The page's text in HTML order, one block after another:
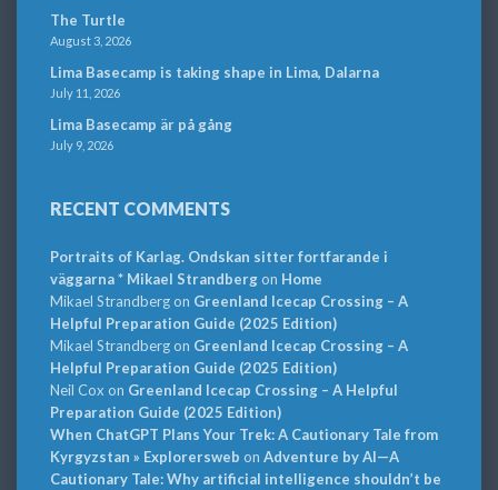
The Turtle
August 3, 2026
Lima Basecamp is taking shape in Lima, Dalarna
July 11, 2026
Lima Basecamp är på gång
July 9, 2026
RECENT COMMENTS
Portraits of Karlag. Ondskan sitter fortfarande i
väggarna * Mikael Strandbergon Home
Mikael Strandbergon Greenland Icecap Crossing – A
Helpful Preparation Guide (2025 Edition)
Mikael Strandbergon Greenland Icecap Crossing – A
Helpful Preparation Guide (2025 Edition)
Neil Cox on Greenland Icecap Crossing – A Helpful
Preparation Guide (2025 Edition)
When ChatGPT Plans Your Trek: A Cautionary Tale from
Kyrgyzstan » Explorersweb on Adventure by AI—A
Cautionary Tale: Why artificial intelligence shouldn’t be